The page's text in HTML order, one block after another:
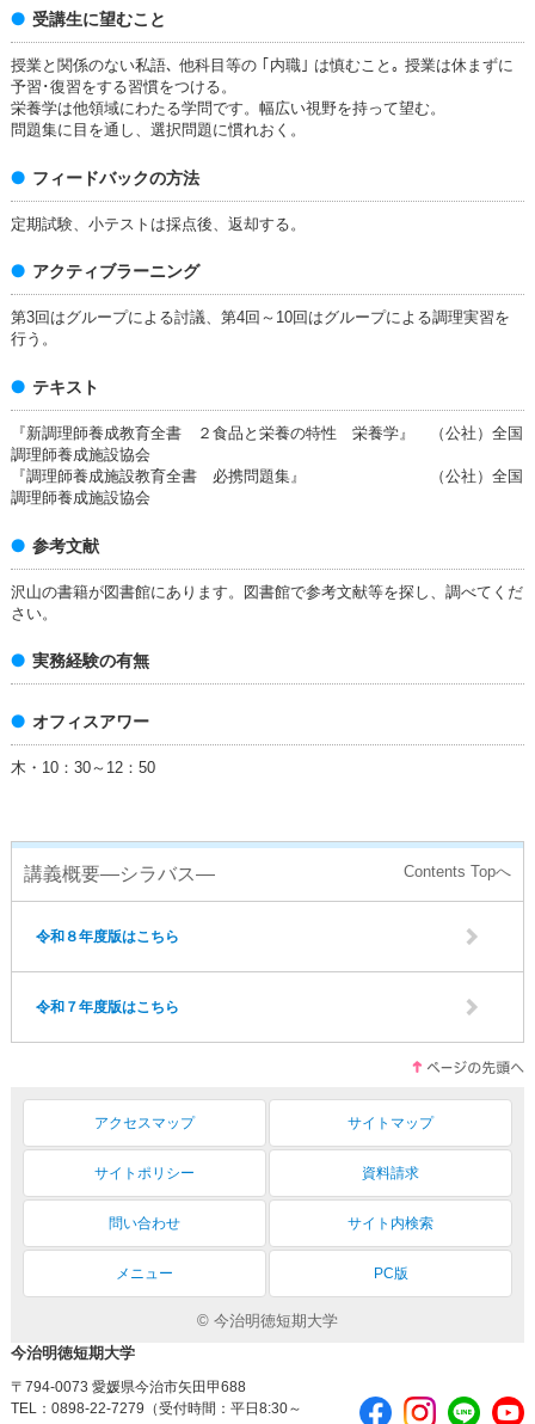
受講生に望むこと
授業と関係のない私語､ 他科目等の ｢内職｣ は慎むこと｡ 授業は休まずに
予習･復習をする習慣をつける。
栄養学は他領域にわたる学問です。幅広い視野を持って望む。
問題集に目を通し、選択問題に慣れおく。
フィードバックの方法
定期試験、小テストは採点後、返却する。
アクティブラーニング
第3回はグループによる討議、第4回～10回はグループによる調理実習を
行う。
テキスト
『新調理師養成教育全書 ２食品と栄養の特性 栄養学』 （公社）全国
調理師養成施設協会
『調理師養成施設教育全書 必携問題集』 （公社）全国
調理師養成施設協会
参考文献
沢山の書籍が図書館にあります。図書館で参考文献等を探し、調べてくだ
さい。
実務経験の有無
オフィスアワー
木・10：30～12：50
講義概要―シラバス―
令和８年度版はこちら
令和７年度版はこちら
アクセスマップ サイトマップ
サイトポリシー 資料請求
問い合わせ サイト内検索
メニュー PC版
© 今治明徳短期大学
今治明徳短期大学
〒794-0073 愛媛県今治市矢田甲688
TEL：0898-22-7279（受付時間：平日8:30～